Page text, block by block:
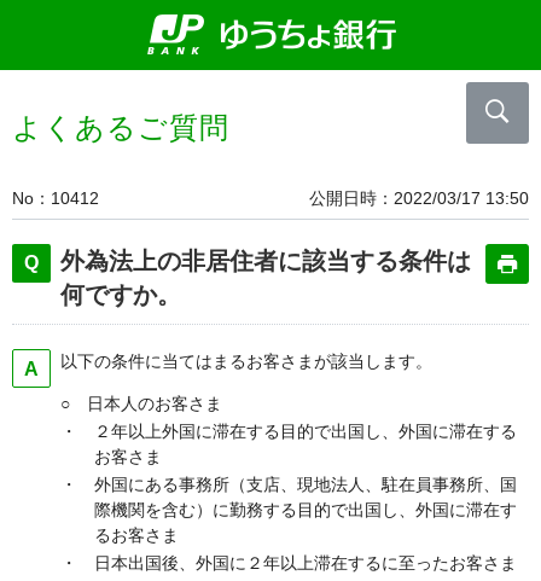
よくあるご質問
No 10412 公開日時 2022/03/17 13:50
外為法上の非居住者に該当する条件は
何ですか。
以下の条件に当てはまるお客さまが該当します。
○ 日本人のお客さま
・ ２年以上外国に滞在する目的で出国し、外国に滞在する
お客さま
・ 外国にある事務所（支店、現地法人、駐在員事務所、国
際機関を含む）に勤務する目的で出国し、外国に滞在す
るお客さま
・ 日本出国後、外国に２年以上滞在するに至ったお客さま